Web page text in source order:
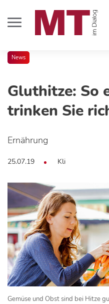
News
Gluthitze: So
trinken Sie
Ernährung
25.07.19 Kli
Gemüse und Obst sind bei Hitze